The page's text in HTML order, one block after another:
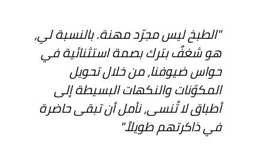
"الطبخ ليس مجرّد مهنة. بالنسبة لي،
هو شغفٌ بترك بصمة استثنائية في
حواس ضيوفنا، من خلال تحويل
المكوّنات والنكهات البسيطة إلى
أطباق لا تُنسى، نأمل أن تبقى حاضرة
في ذاكرتهم طويلاً."